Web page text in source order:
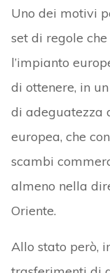
Uno dei motivi
set di regole
l’impianto
di ottenere, in
di adeguatezza
europea, che
scambi
almeno nella
Oriente.
Allo stato però,